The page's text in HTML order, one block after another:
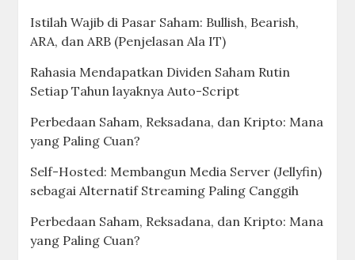
Istilah Wajib di Pasar Saham: Bullish, Bearish,
ARA, dan ARB (Penjelasan Ala IT)
Rahasia Mendapatkan Dividen Saham Rutin
Setiap Tahun layaknya Auto-Script
Perbedaan Saham, Reksadana, dan Kripto: Mana
yang Paling Cuan?
Self-Hosted: Membangun Media Server (Jellyfin)
sebagai Alternatif Streaming Paling Canggih
Perbedaan Saham, Reksadana, dan Kripto: Mana
yang Paling Cuan?